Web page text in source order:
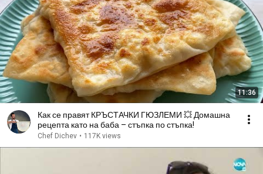
11:36
Как се правят КРЪСТАЧКИ ГЮЗЛЕМИ 💥 Домашна
рецепта като на баба – стъпка по стъпка!
Chef Dichev • 117K views